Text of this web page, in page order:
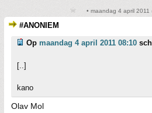
• maandag 4 april 2011
#ANONIEM
Op maandag 4 april 2011 08:10
[..]
kano
Olav Mol